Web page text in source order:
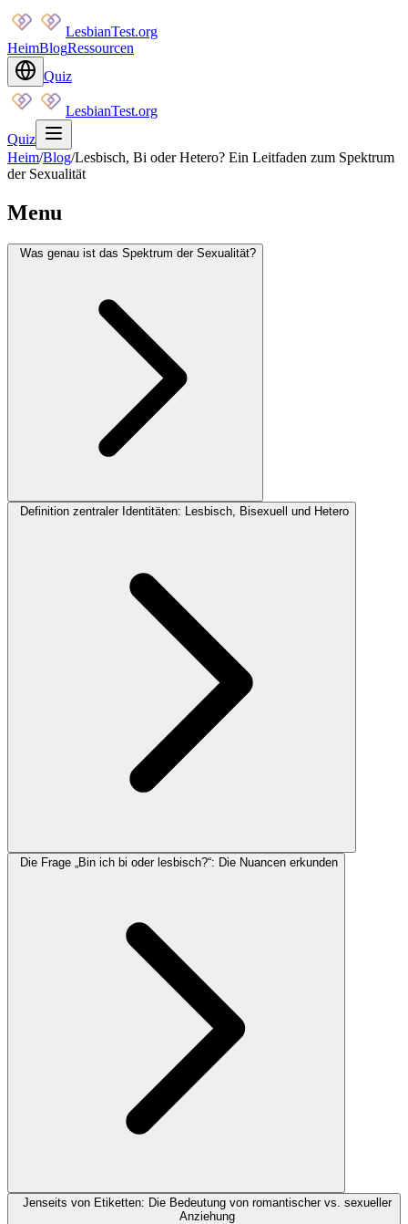
LesbianTest.org
HeimBlogRessourcen
Quiz
LesbianTest.org
Quiz
Heim/Blog/Lesbisch, Bi oder Hetero? Ein Leitfaden zum Spektrum
der Sexualität
Menu
Was genau ist das Spektrum der Sexualität?
Definition zentraler Identitäten: Lesbisch, Bisexuell und Hetero
Die Frage „Bin ich bi oder lesbisch?“: Die Nuancen erkunden
Jenseits von Etiketten: Die Bedeutung von romantischer vs. sexueller
Anziehung